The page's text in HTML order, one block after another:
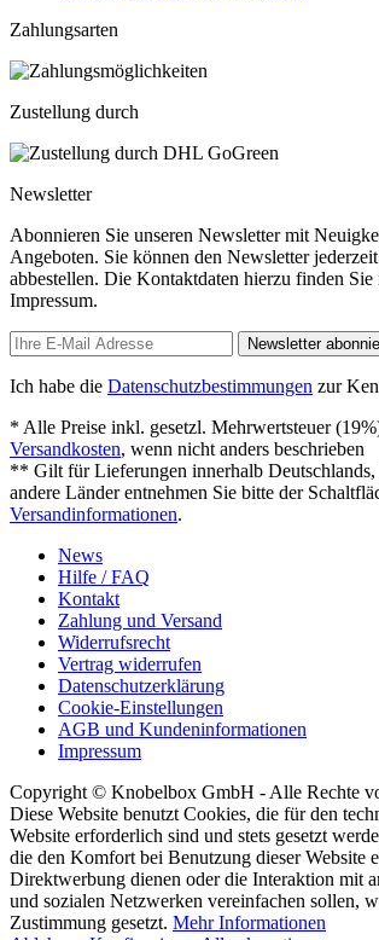
Zahlungsarten
Zustellung durch
Newsletter
Abonnieren Sie unseren Newsletter mit
Angeboten. Sie können den Newsletter
abbestellen. Die Kontaktdaten hierzu finden Sie
Impressum.
Newsletter
Ich habe die Datenschutzbestimmungen zur
* Alle Preise inkl. gesetzl. Mehrwertsteuer
Versandkosten, wenn nicht anders beschrieben
** Gilt für Lieferungen innerhalb
andere Länder entnehmen Sie bitte der
Versandinformationen.
News
Hilfe / FAQ
Kontakt
Zahlung und Versand
Widerrufsrecht
Vertrag widerrufen
Datenschutzerklärung
Cookie-Einstellungen
AGB und Kundeninformationen
Impressum
Copyright © Knobelbox GmbH - Alle Rechte
Diese Website benutzt Cookies, die für den
Website erforderlich sind und stets gesetzt
die den Komfort bei Benutzung dieser Website
Direktwerbung dienen oder die Interaktion mit
und sozialen Netzwerken vereinfachen sollen,
Zustimmung gesetzt. Mehr Informationen